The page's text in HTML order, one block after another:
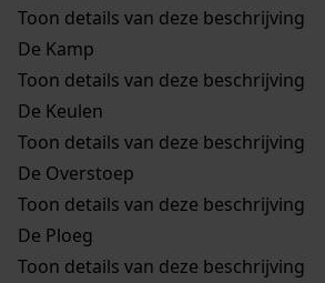
Toon details van deze beschrijving
De Kamp
Toon details van deze beschrijving
De Keulen
Toon details van deze beschrijving
De Overstoep
Toon details van deze beschrijving
De Ploeg
Toon details van deze beschrijving